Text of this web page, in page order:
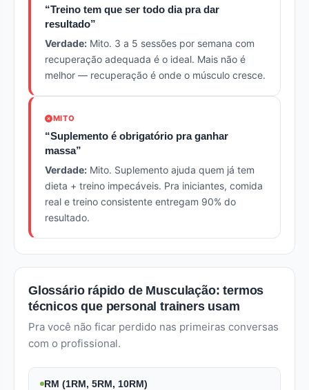
“Treino tem que ser todo dia pra dar
resultado”
Verdade: Mito. 3 a 5 sessões por semana com
recuperação adequada é o ideal. Mais não é
melhor — recuperação é onde o músculo cresce.
MITO
“Suplemento é obrigatório pra ganhar
massa”
Verdade: Mito. Suplemento ajuda quem já tem
dieta + treino impecáveis. Pra iniciantes, comida
real e treino consistente entregam 90% do
resultado.
Glossário rápido de Musculação: termos
técnicos que personal trainers usam
Pra você não ficar perdido nas primeiras conversas
com o profissional.
RM (1RM, 5RM, 10RM)